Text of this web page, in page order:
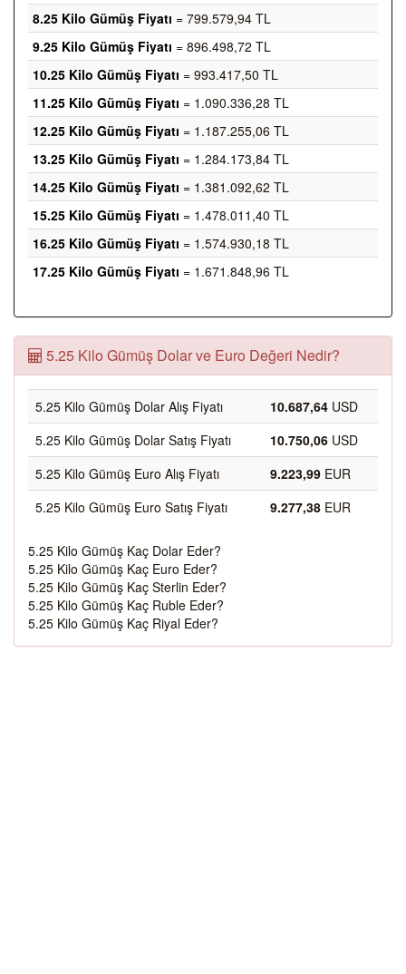
8.25 Kilo Gümüş Fiyatı = 799.579,94 TL
9.25 Kilo Gümüş Fiyatı = 896.498,72 TL
10.25 Kilo Gümüş Fiyatı = 993.417,50 TL
11.25 Kilo Gümüş Fiyatı = 1.090.336,28 TL
12.25 Kilo Gümüş Fiyatı = 1.187.255,06 TL
13.25 Kilo Gümüş Fiyatı = 1.284.173,84 TL
14.25 Kilo Gümüş Fiyatı = 1.381.092,62 TL
15.25 Kilo Gümüş Fiyatı = 1.478.011,40 TL
16.25 Kilo Gümüş Fiyatı = 1.574.930,18 TL
17.25 Kilo Gümüş Fiyatı = 1.671.848,96 TL
5.25 Kilo Gümüş Dolar ve Euro Değeri Nedir?
5.25 Kilo Gümüş Dolar Alış Fiyatı 10.687,64 USD
5.25 Kilo Gümüş Dolar Satış Fiyatı
10.750,06 USD
5.25 Kilo Gümüş Euro Alış Fiyatı
9.223,99 EUR
5.25 Kilo Gümüş Euro Satış Fiyatı
9.277,38 EUR
5.25 Kilo Gümüş Kaç Dolar Eder?
5.25 Kilo Gümüş Kaç Euro Eder?
5.25 Kilo Gümüş Kaç Sterlin Eder?
5.25 Kilo Gümüş Kaç Ruble Eder?
5.25 Kilo Gümüş Kaç Riyal Eder?